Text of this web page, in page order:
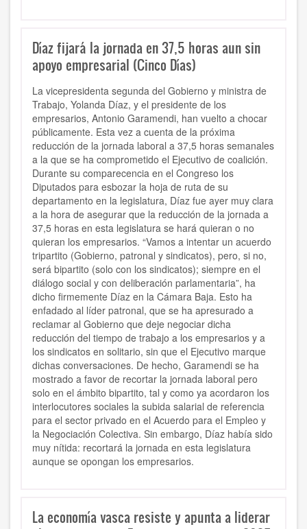
Díaz fijará la jornada en 37,5 horas aun sin
apoyo empresarial (Cinco Días)
La vicepresidenta segunda del Gobierno y ministra de
Trabajo, Yolanda Díaz, y el presidente de los
empresarios, Antonio Garamendi, han vuelto a chocar
públicamente. Esta vez a cuenta de la próxima
reducción de la jornada laboral a 37,5 horas semanales
a la que se ha comprometido el Ejecutivo de coalición.
Durante su comparecencia en el Congreso los
Diputados para esbozar la hoja de ruta de su
departamento en la legislatura, Díaz fue ayer muy clara
a la hora de asegurar que la reducción de la jornada a
37,5 horas en esta legislatura se hará quieran o no
quieran los empresarios. “Vamos a intentar un acuerdo
tripartito (Gobierno, patronal y sindicatos), pero, si no,
será bipartito (solo con los sindicatos); siempre en el
diálogo social y con deliberación parlamentaria”, ha
dicho firmemente Díaz en la Cámara Baja. Esto ha
enfadado al líder patronal, que se ha apresurado a
reclamar al Gobierno que deje negociar dicha
reducción del tiempo de trabajo a los empresarios y a
los sindicatos en solitario, sin que el Ejecutivo marque
dichas conversaciones. De hecho, Garamendi se ha
mostrado a favor de recortar la jornada laboral pero
solo en el ámbito bipartito, tal y como ya acordaron los
interlocutores sociales la subida salarial de referencia
para el sector privado en el Acuerdo para el Empleo y
la Negociación Colectiva. Sin embargo, Díaz había sido
muy nítida: recortará la jornada en esta legislatura
aunque se opongan los empresarios.
La economía vasca resiste y apunta a liderar